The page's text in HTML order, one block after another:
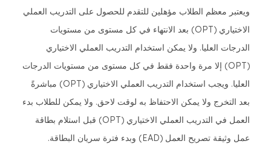
ويعتبر معظم الطلاب مؤهلين للتقدم للحصول على التدريب العملي
الاختياري (OPT) بعد الانتهاء في كل مستوى من مستويات
الدرجات العليا. ولا يمكن استخدام التدريب العملي الاختياري
(OPT) إلا مرة واحدة فقط في كل مستوى من مستويات الدرجات
العليا. ويجب استخدام التدريب العملي الاختياري (OPT) مباشرةً
بعد التخرج ولا يمكن الاحتفاظ به لوقت لاحق. ولا يمكن للطلاب بدء
العمل في التدريب العملي الاختياري (OPT) قبل استلام بطاقة
عمل وثيقة تصريح العمل (EAD) وبدء فترة سريان البطاقة.